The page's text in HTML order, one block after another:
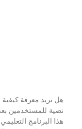
تريد معرفة كيفية
البرنامج التعليمي،